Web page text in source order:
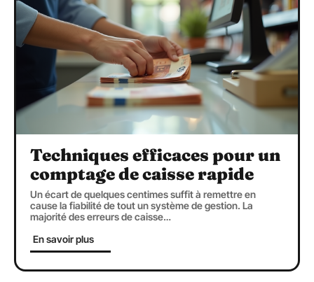
Techniques efficaces pour un
comptage de caisse rapide
Un écart de quelques centimes suffit à remettre en
cause la fiabilité de tout un système de gestion. La
majorité des erreurs de caisse…
En savoir plus